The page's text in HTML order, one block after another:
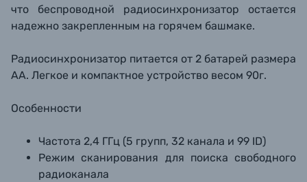
что беспроводной радиосинхронизатор остается
надежно закрепленным на горячем башмаке.
Радиосинхронизатор питается от 2 батарей размера
АА. Легкое и компактное устройство весом 90г.
Особенности
Частота 2,4 ГГц (5 групп, 32 канала и 99 ID)
Режим сканирования для поиска свободного
радиоканала